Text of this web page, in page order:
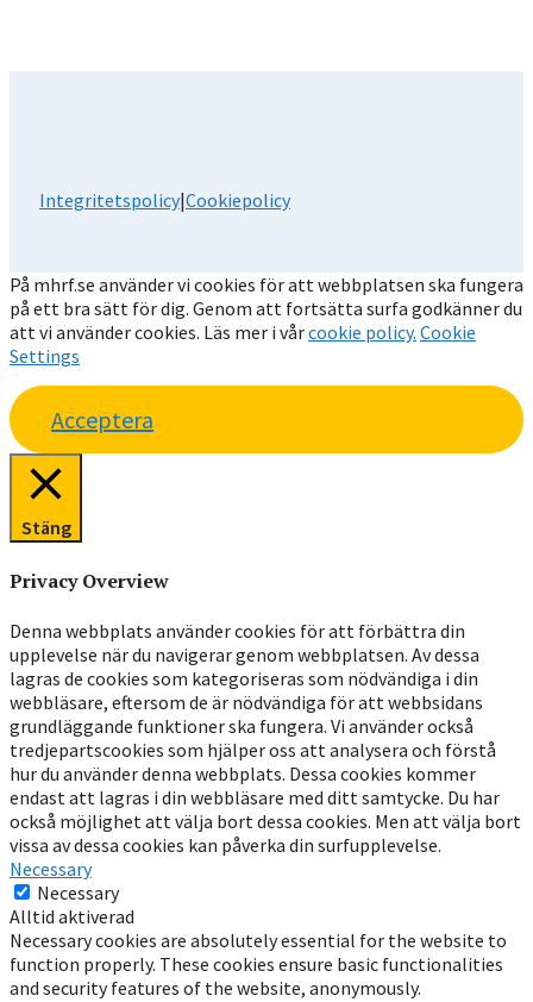
Integritetspolicy|Cookiepolicy
På mhrf.se använder vi cookies för att webbplatsen ska fungera
på ett bra sätt för dig. Genom att fortsätta surfa godkänner du
att vi använder cookies. Läs mer i vårcookie policy. Cookie
Settings
Acceptera
Stäng
Privacy Overview
Denna webbplats använder cookies för att förbättra din
upplevelse när du navigerar genom webbplatsen. Av dessa
lagras de cookies som kategoriseras som nödvändiga i din
webbläsare, eftersom de är nödvändiga för att webbsidans
grundläggande funktioner ska fungera. Vi använder också
tredjepartscookies som hjälper oss att analysera och förstå
hur du använder denna webbplats. Dessa cookies kommer
endast att lagras i din webbläsare med ditt samtycke. Du har
också möjlighet att välja bort dessa cookies. Men att välja bort
vissa av dessa cookies kan påverka din surfupplevelse.
Necessary
Necessary
Alltid aktiverad
Necessary cookies are absolutely essential for the website to
function properly. These cookies ensure basic functionalities
and security features of the website, anonymously.